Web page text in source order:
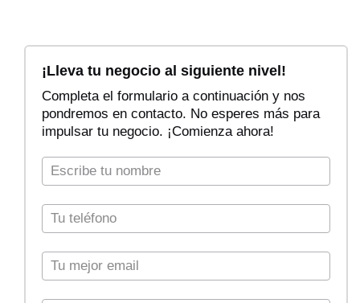
F
¡Lleva tu negocio al siguiente nivel!
Completa el formulario a continuación y nos
pondremos en contacto. No esperes más para
impulsar tu negocio. ¡Comienza ahora!